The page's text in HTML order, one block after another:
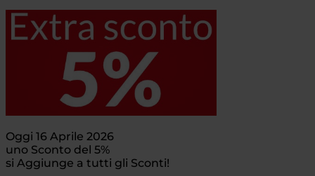
Oggi 16 Aprile 2026
uno Sconto del 5%
si Aggiunge a tutti gli Sconti!